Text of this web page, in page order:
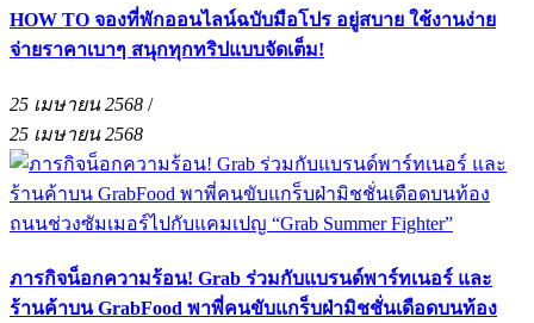
HOW TO จองที่พักออนไลน์ฉบับมือโปร อยู่สบาย ใช้งานง่าย
จ่ายราคาเบาๆ สนุกทุกทริปแบบจัดเต็ม!
25 เมษายน 2568 /
25 เมษายน 2568
ภารกิจน็อกความร้อน! Grab ร่วมกับแบรนด์พาร์ทเนอร์ และ
ร้านค้าบน GrabFood พาพี่คนขับแกร็บฝ่ามิชชั่นเดือดบนท้อง